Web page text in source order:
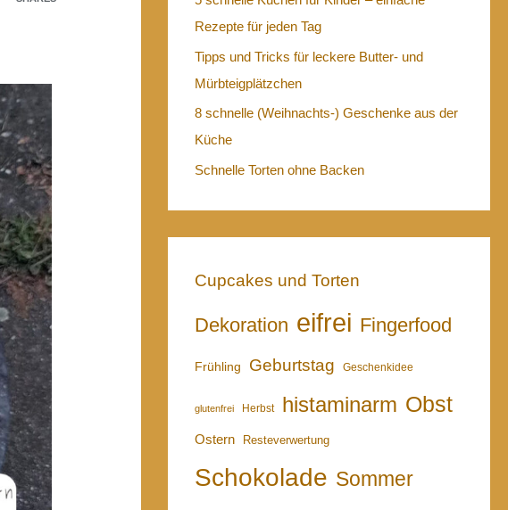
Rezepte für jeden Tag
Tipps und Tricks für leckere Butter- und
Mürbteigplätzchen
8 schnelle (Weihnachts-) Geschenke aus der
Küche
Schnelle Torten ohne Backen
Cupcakes und Torten
Dekoration eifrei Fingerfood
Frühling Geburtstag Geschenkidee
glutenfrei Herbst histaminarm Obst
Ostern Resteverwertung
Schokolade Sommer